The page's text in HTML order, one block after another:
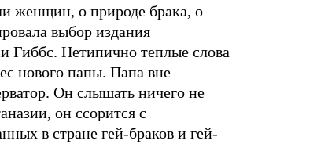
женщин, о природе брака, о
выбор издания
Гиббс. Нетипично теплые слова
нового папы. Папа вне
Он слышать ничего не
он ссорится с
в стране гей-браков и гей-